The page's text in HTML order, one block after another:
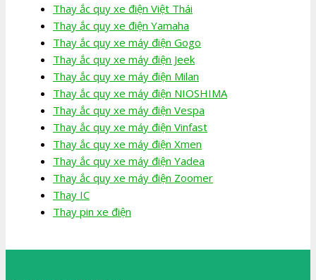
Thay ắc quy xe điện Việt Thái
Thay ắc quy xe điện Yamaha
Thay ắc quy xe máy điện Gogo
Thay ắc quy xe máy điện Jeek
Thay ắc quy xe máy điện Milan
Thay ắc quy xe máy điện NIOSHIMA
Thay ắc quy xe máy điện Vespa
Thay ắc quy xe máy điện Vinfast
Thay ắc quy xe máy điện Xmen
Thay ắc quy xe máy điện Yadea
Thay ắc quy xe máy điện Zoomer
Thay IC
Thay pin xe điện